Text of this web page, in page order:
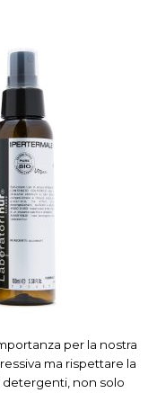
per la nostra
ma rispettare la
detergenti, non solo